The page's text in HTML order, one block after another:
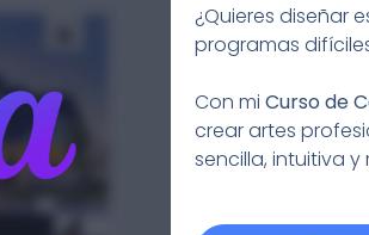
¿Quieres diseñar
programas
Con mi Curso de
crear artes
sencilla, intuitiva